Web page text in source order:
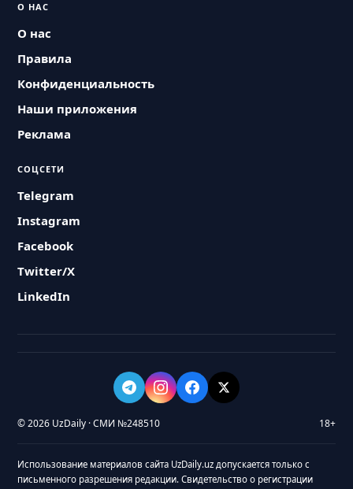
О НАС
О нас
Правила
Конфиденциальность
Наши приложения
Реклама
СОЦСЕТИ
Telegram
Instagram
Facebook
Twitter/X
LinkedIn
© 2026 UzDaily · СМИ №248510 18+
Использование материалов сайта UzDaily.uz допускается только с
письменного разрешения редакции. Свидетельство о регистрации